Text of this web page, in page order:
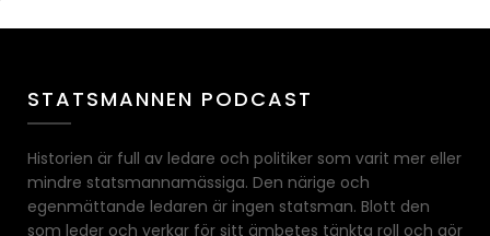
STATSMANNEN PODCAST
Historien är full av ledare och politiker som varit mer eller
mindre statsmannamässiga. Den närige och
egenmättande ledaren är ingen statsman. Blott den
som leder och verkar för sitt ämbetes tänkta roll och gör